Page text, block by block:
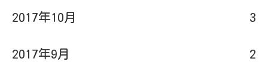
2017年10月 3
2017年9月 2